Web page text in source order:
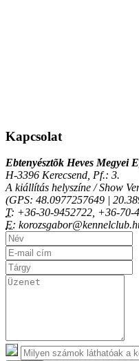
Kapcsolat
Ebtenyésztõk Heves Megyei
H-3396 Kerecsend, Pf.: 3.
A kiállítás helyszíne / Show
(GPS: 48.0977257649 |
T: +36-30-9452722, +36-70-
E: